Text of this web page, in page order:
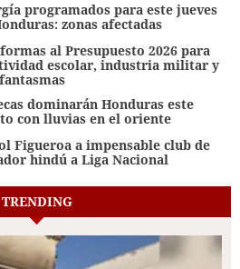
programados para este jueves
zonas afectadas
al Presupuesto 2026 para
escolar, industria militar y
dominarán Honduras este
con lluvias en el oriente
Figueroa a impensable club de
hindú a Liga Nacional
TRENDING